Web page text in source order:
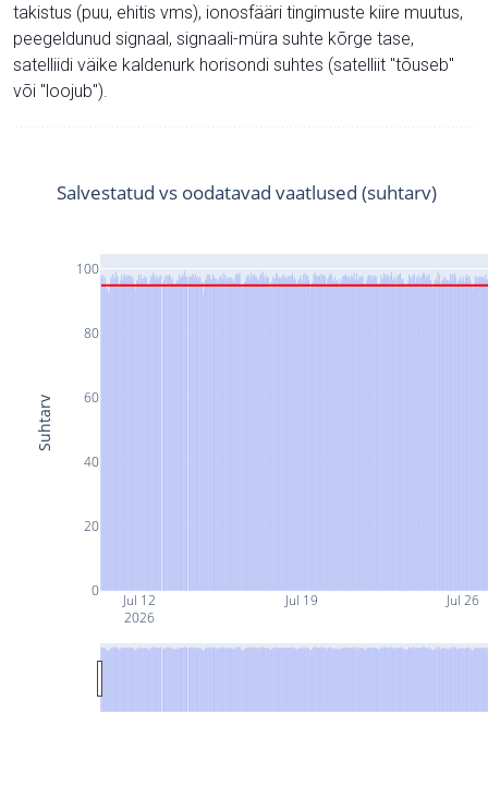
takistus (puu, ehitis vms), ionosfääri tingimuste kiire muutus,
peegeldunud signaal, signaali-müra suhte kõrge tase,
satelliidi väike kaldenurk horisondi suhtes (satelliit "tõuseb"
või "loojub").
Jul 12
2026
Jul 19 Jul 26
0
20
40
60
80
100
Salvestatud vs oodatavad vaatlused (suhtarv)
Suhtarv